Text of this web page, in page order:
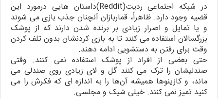
در شبکه اجتماعی ردیت(Reddit‌)داستان هایی درمورد این
قضیه وجود دارد. ظاهراً، قماربازان آنچنان جذب بازی می شوند
و یا تمایل و اصرار زیادی بر برنده شدن دارند که از پوشک
بزرگسالان استفاده می کنند تا به بازی کردنشان بدون تلف کردن
وقت برای رفتن به دستشویی ادامه دهند.
حتی بعضی از افراد از پوشک استفاده نمی کنند. وقتی
صندلیشان را ترک می کنند گل و لای زیادی روی صندلی می
ماند، و کازینوها همیشه آن‌ها را به اندازه ای که فکرش را می
کنید تمیز نمی کنند. خیلی شیک و مجلسی.